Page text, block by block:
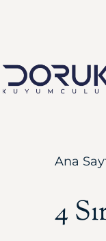
Ana
4